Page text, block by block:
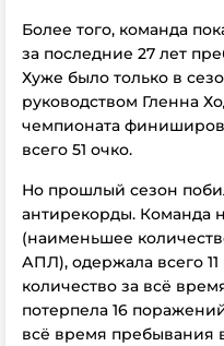
Более того, команда
за последние 27 лет
Хуже было только в
руководством Гленна
чемпионата
всего 51 очко.
Но прошлый сезон
антирекорды. Команда
(наименьшее
АПЛ), одержала всего
количество за всё
потерпела 16
всё время пребывания